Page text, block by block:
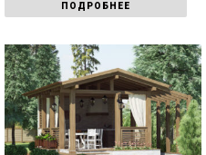
ПОДРОБНЕЕ